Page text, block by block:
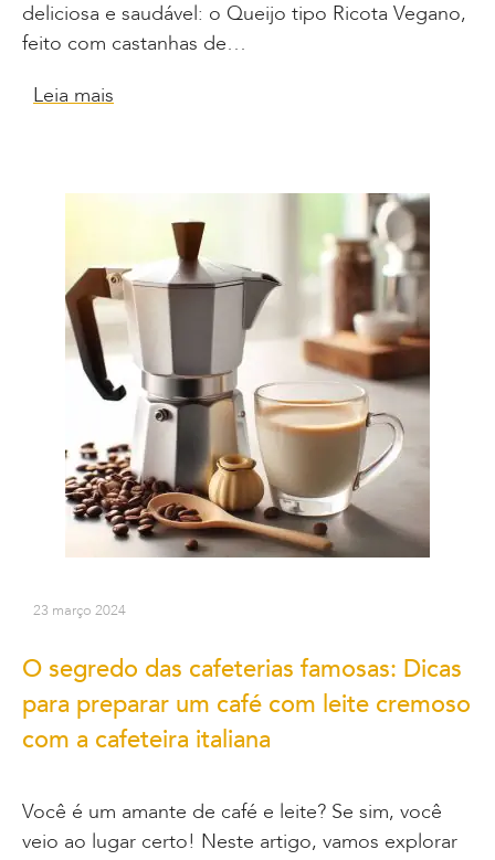
deliciosa e saudável: o Queijo tipo Ricota Vegano,
feito com castanhas de…
Leia mais
23 março 2024
O segredo das cafeterias famosas: Dicas
para preparar um café com leite cremoso
com a cafeteira italiana
Você é um amante de café e leite? Se sim, você
veio ao lugar certo! Neste artigo, vamos explorar